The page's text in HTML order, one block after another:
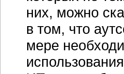
них, можно
в том, что
мере